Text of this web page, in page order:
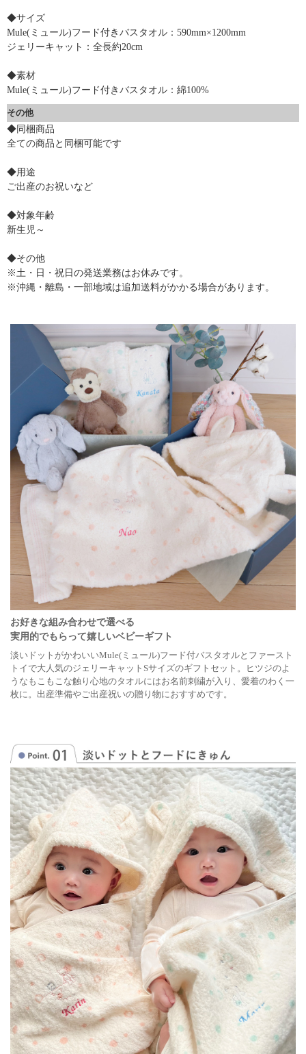
◆サイズ
Mule(ミュール)フード付きバスタオル：590mm×1200mm
ジェリーキャット：全長約20cm
◆素材
Mule(ミュール)フード付きバスタオル：綿100%
その他
◆同梱商品
全ての商品と同梱可能です
◆用途
ご出産のお祝いなど
◆対象年齢
新生児～
◆その他
※土・日・祝日の発送業務はお休みです。
※沖縄・離島・一部地域は追加送料がかかる場合があります。
お好きな組み合わせで選べる
実用的でもらって嬉しいベビーギフト
淡いドットがかわいいMule(ミュール)フード付バスタオルとファースト
トイで大人気のジェリーキャットSサイズのギフトセット。ヒツジのよ
うなもこもこな触り心地のタオルにはお名前刺繍が入り、愛着のわく一
枚に。出産準備やご出産祝いの贈り物におすすめです。